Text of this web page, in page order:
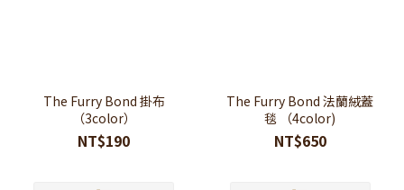
The Furry Bond 掛布
（3color）
NT$190
The Furry Bond 法蘭絨蓋
毯 （4color)
NT$650